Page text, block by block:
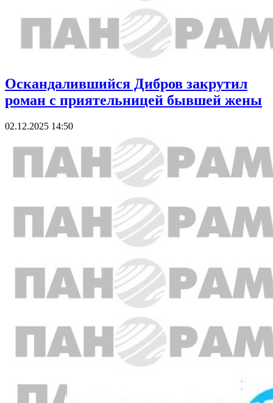
Оскандалившийся Дибров закрутил
роман с приятельницей бывшей жены
02.12.2025 14:50